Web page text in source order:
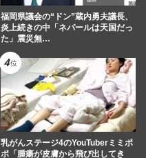
福岡県議会の“ドン”蔵内勇夫議長、
炎上続きの中「ネパールは天国だっ
た」震災無…
乳がんステージ4のYouTuberミミポ
ポ「腫瘍が皮膚から飛び出してき